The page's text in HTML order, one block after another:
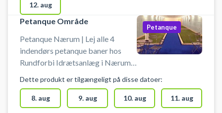
12. aug
Petanque Område
Petanque Nærum | Lej alle 4
indendørs petanque baner hos
Rundforbi Idrætsanlæg i Nærum.
petanque i Nærum på baner i
Rundforbi Idrætsanlæg.
Petanquebanerne er 2 x 10,75 m.
Petanque
Dette produkt er tilgængeligt på disse datoer:
8. aug 9. aug 10. aug 11. aug